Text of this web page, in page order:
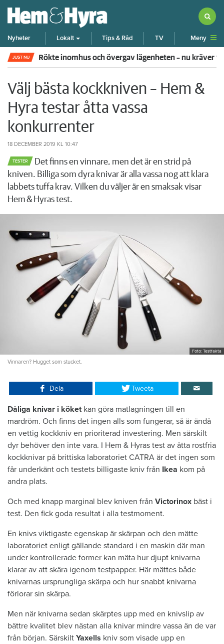
Nyheter Lokalt Tips & Råd TV Meny
JUST NU Rökte inomhus och övergav lägenheten – nu kräver
Välj bästa kockkniven – Hem &
Hyra testar åtta vassa
konkurrenter
18 DECEMBER 2019 KL 10:47
TESTER
Det finns en vinnare, men det är en strid på
kniven. Billiga som dyra knivar är alla vassa nog att klara
labbets tuffa krav. Vilken du väljer är en smaksak visar
Hem & Hyras test.
Foto: Testfakta
Vinnaren? Hugget som stucket.
Dela Tweeta
Dåliga knivar i köketkan göra matlagningen till en
mardröm. Och finns det ingen alls som fungerar, så är ändå
en vettig kockkniv en prioriterad investering. Men särskilt
dyr behöver den inte vara. I Hem & Hyras test av åtta rostfria
kockknivar på brittiska laboratoriet ­CATRA är det ingen som
får underkänt och testets billigaste kniv från Ikea kom på
andra plats.
Och med knapp marginal blev ­kniven från Victorinox bäst i
test. Den fick goda resultat i alla testmoment.
En knivs viktigaste egenskap är ­skärpan och den mätte
laboratoriet ­enligt gällande standard i en maskin där man
under kontrollerade former kan mäta hur djupt knivarna
klarar av att skära igenom testpapper. Här mättes både
knivarnas ursprungliga skärpa och hur snabbt knivarna
förlorar sin skärpa.
Men när knivarna sedan skärptes upp med en knivslip av
bättre kvalitet blev nästan alla knivar mindre vassa än de var
från början. Särskilt Yaxells kniv som visade upp en